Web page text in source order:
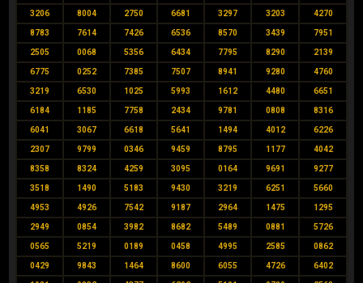
3206 8004 2750 6681 3297 3203 4270
8783 7614 7426 6536 8570 3439 7951
2505 0068 5356 6434 7795 8290 2139
6775 0252 7385 7507 8941 9280 4760
3219 6530 1025 5993 1612 4480 6651
6184 1185 7758 2434 9781 0808 8316
6041 3067 6618 5641 1494 4012 6226
2307 9799 0346 9459 8795 1177 4042
8358 8324 4259 3095 0164 9691 9277
3518 1490 5183 9430 3219 6251 5660
4953 4926 7542 9187 2964 1475 1295
2949 0854 3982 8682 5489 0881 5726
0565 5219 0189 0458 4995 2585 0862
0429 9843 1464 8600 6055 4726 6402